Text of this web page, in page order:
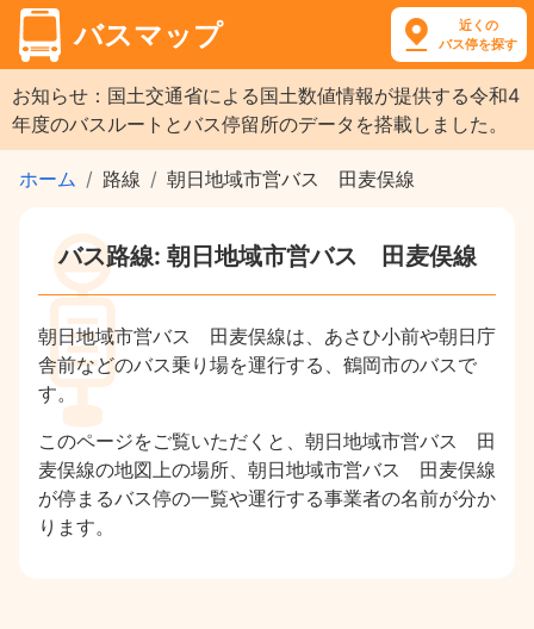
バスマップ
近くの
バス停を探す
お知らせ：国土交通省による国土数値情報が提供する令和4
年度のバスルートとバス停留所のデータを搭載しました。
ホーム 路線 朝日地域市営バス 田麦俣線
バス路線: 朝日地域市営バス 田麦俣線
朝日地域市営バス 田麦俣線は、あさひ小前や朝日庁
舎前などのバス乗り場を運行する、鶴岡市のバスで
す。
このページをご覧いただくと、朝日地域市営バス 田
麦俣線の地図上の場所、朝日地域市営バス 田麦俣線
が停まるバス停の一覧や運行する事業者の名前が分か
ります。